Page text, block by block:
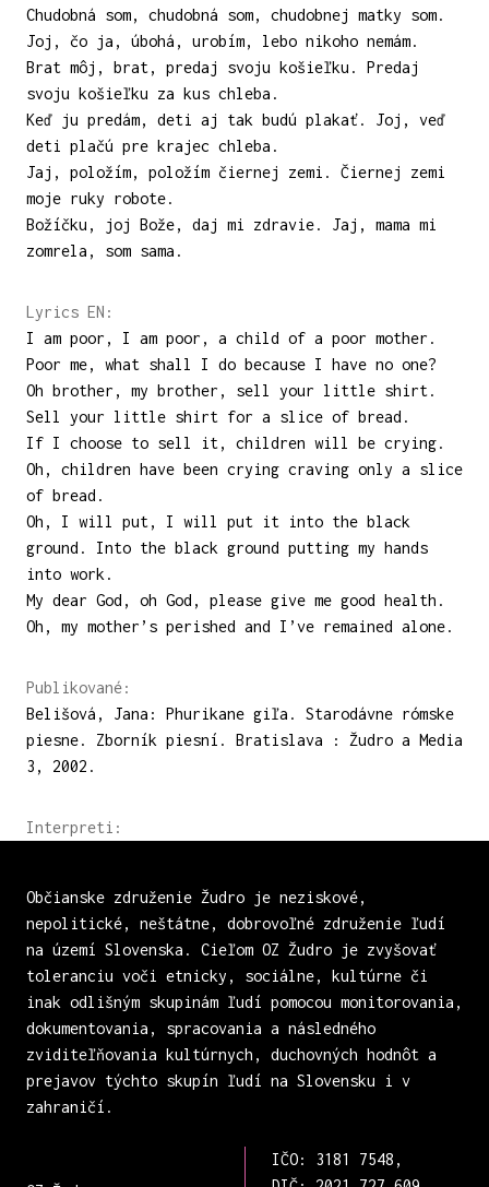
Chudobná som, chudobná som, chudobnej matky som.
Joj, čo ja, úbohá, urobím, lebo nikoho nemám.
Brat môj, brat, predaj svoju košieľku. Predaj
svoju košieľku za kus chleba.
Keď ju predám, deti aj tak budú plakať. Joj, veď
deti plačú pre krajec chleba.
Jaj, položím, položím čiernej zemi. Čiernej zemi
moje ruky robote.
Božíčku, joj Bože, daj mi zdravie. Jaj, mama mi
zomrela, som sama.
Lyrics EN:
I am poor, I am poor, a child of a poor mother.
Poor me, what shall I do because I have no one?
Oh brother, my brother, sell your little shirt.
Sell your little shirt for a slice of bread.
If I choose to sell it, children will be crying.
Oh, children have been crying craving only a slice
of bread.
Oh, I will put, I will put it into the black
ground. Into the black ground putting my hands
into work.
My dear God, oh God, please give me good health.
Oh, my mother’s perished and I’ve remained alone.
Publikované:
Belišová, Jana: Phurikane giľa. Starodávne rómske
piesne. Zborník piesní. Bratislava : Žudro a Media
3, 2002.
Interpreti:
Občianske združenie Žudro je neziskové,
nepolitické, neštátne, dobrovoľné združenie ľudí
na území Slovenska. Cieľom OZ Žudro je zvyšovať
toleranciu voči etnicky, sociálne, kultúrne či
inak odlišným skupinám ľudí pomocou monitorovania,
dokumentovania, spracovania a následného
zviditeľňovania kultúrnych, duchovných hodnôt a
prejavov týchto skupín ľudí na Slovensku i v
zahraničí.
IČO: 3181 7548,